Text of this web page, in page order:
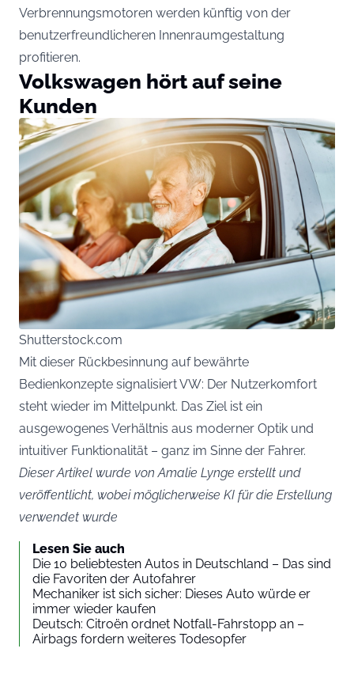
Verbrennungsmotoren werden künftig von der
benutzerfreundlicheren Innenraumgestaltung
profitieren.
Volkswagen hört auf seine
Kunden
Shutterstock.com
Mit dieser Rückbesinnung auf bewährte
Bedienkonzepte signalisiert VW: Der Nutzerkomfort
steht wieder im Mittelpunkt. Das Ziel ist ein
ausgewogenes Verhältnis aus moderner Optik und
intuitiver Funktionalität – ganz im Sinne der Fahrer.
Dieser Artikel wurde von Amalie Lynge erstellt und
veröffentlicht, wobei möglicherweise KI für die Erstellung
verwendet wurde
Lesen Sie auch
Die 10 beliebtesten Autos in Deutschland – Das sind
die Favoriten der Autofahrer
Mechaniker ist sich sicher: Dieses Auto würde er
immer wieder kaufen
Deutsch: Citroën ordnet Notfall-Fahrstopp an –
Airbags fordern weiteres Todesopfer